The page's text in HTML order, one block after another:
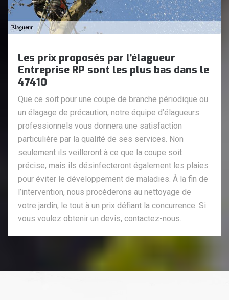
Les prix proposés par l’élagueur
Entreprise RP sont les plus bas dans le
47410
Que ce soit pour une coupe de branche périodique ou
un élagage de précaution, notre équipe d’élagueurs
professionnels vous donnera une satisfaction
particulière par la qualité de ses services. Non
seulement ils veilleront à ce que la coupe soit
précise, mais ils désinfecteront également les plaies
pour éviter le développement de maladies. À la fin de
l’intervention, nous procéderons au nettoyage de
votre jardin, le tout à un prix défiant la concurrence. Si
vous voulez obtenir un devis, contactez-nous.